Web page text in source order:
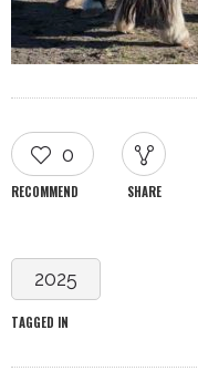
0
RECOMMEND SHARE
2025
TAGGED IN